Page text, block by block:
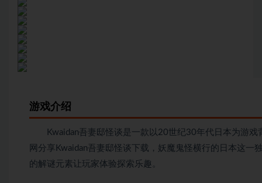
游戏介绍
Kwaidan吾妻邸怪谈是一款以20世纪30年代日本为游戏
网分享Kwaidan吾妻邸怪谈下载，妖魔鬼怪横行的日本这
的解谜元素让玩家体验探索乐趣。